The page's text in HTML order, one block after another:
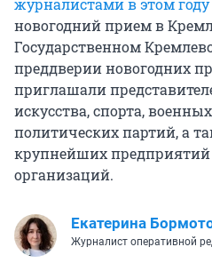
новогодний прием в
Государственном
преддверии новогодних
приглашали
искусства, спорта,
политических партий, а
крупнейших
организаций.
Екатерина
Журналист оперативной